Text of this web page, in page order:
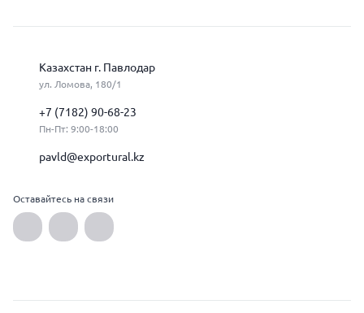
Казахстан г. Павлодар
ул. Ломова, 180/1
+7 (7182) 90-68-23
Пн-Пт: 9:00-18:00
pavld@exportural.kz
Оставайтесь на связи